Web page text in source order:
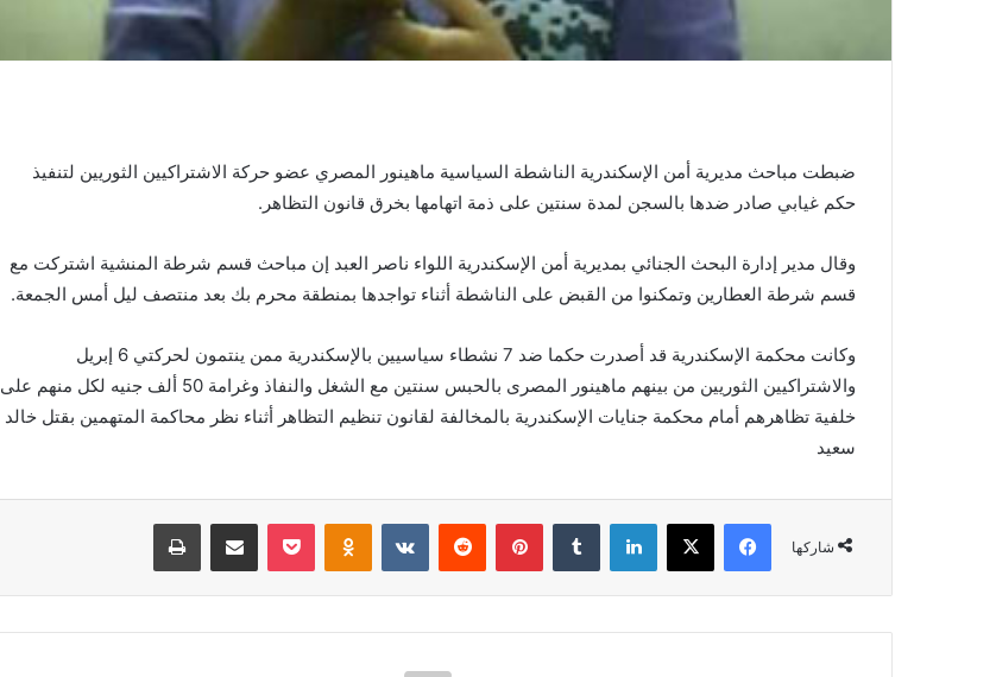
ضبطت مباحث مديرية أمن الإسكندرية الناشطة السياسية ماهينور المصري عضو حركة الاشتراكيين الثوريين لتنفيذ
حكم غيابي صادر ضدها بالسجن لمدة سنتين على ذمة اتهامها بخرق قانون التظاهر.
وقال مدير إدارة البحث الجنائي بمديرية أمن الإسكندرية اللواء ناصر العبد إن مباحث قسم شرطة المنشية اشتركت مع
قسم شرطة العطارين وتمكنوا من القبض على الناشطة أثناء تواجدها بمنطقة محرم بك بعد منتصف ليل أمس الجمعة.
وكانت محكمة الإسكندرية قد أصدرت حكما ضد 7 نشطاء سياسيين بالإسكندرية ممن ينتمون لحركتي 6 إبريل
والاشتراكيين الثوريين من بينهم ماهينور المصرى بالحبس سنتين مع الشغل والنفاذ وغرامة 50 ألف جنيه لكل منهم على
خلفية تظاهرهم أمام محكمة جنايات الإسكندرية بالمخالفة لقانون تنظيم التظاهر أثناء نظر محاكمة المتهمين بقتل خالد
سعيد
شاركها
فيسبوك ‫X لينكدإن بينتيريست Odnoklassniki
‫Pocket مشاركة عبر البريد طباعة